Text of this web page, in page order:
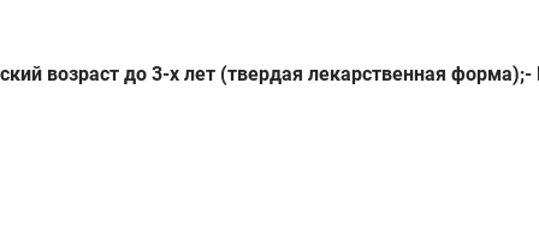
возраст до 3-х лет (твердая лекарственная